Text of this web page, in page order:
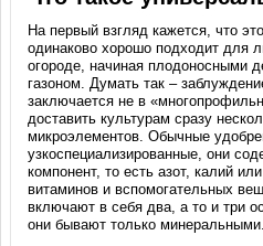
На первый взгляд кажется, что
одинаково хорошо подходит для
огороде, начиная плодоносными
газоном. Думать так –
заключается не в
доставить культурам сразу
микроэлементов. Обычные
узкоспециализированные, они
компонент, то есть азот, калий
витаминов и вспомогательных
включают в себя два, а то и три
они бывают только минеральными.